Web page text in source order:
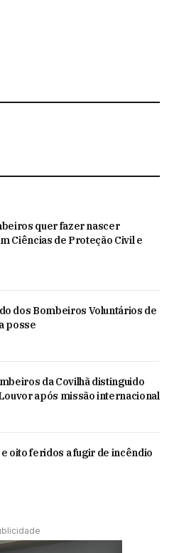
quer fazer nascer
Ciências de Proteção Civil e
dos Bombeiros Voluntários de
posse
da Covilhã distinguido
após missão internacional
oito feridos a fugir de incêndio